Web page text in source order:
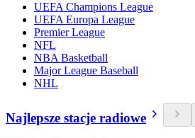
UEFA Champions League
UEFA Europa League
Premier League
NFL
NBA Basketball
Major League Baseball
NHL
Najlepsze stacje radiowe